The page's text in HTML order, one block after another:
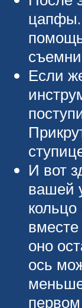
цапфы.
Если
И вот
вашей
оно
ось